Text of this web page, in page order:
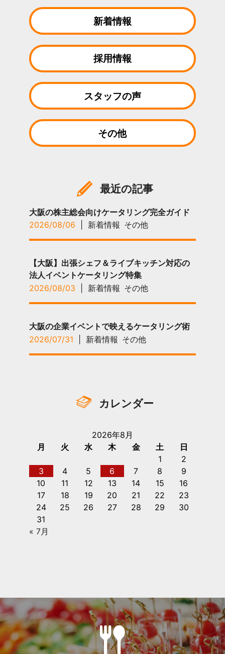
新着情報
採用情報
スタッフの声
その他
最近の記事
大阪の株主総会向けケータリング完全ガイド
2026/08/06
新着情報 その他
【大阪】出張シェフ＆ライブキッチン対応の
法人イベントケータリング特集
2026/08/03
新着情報 その他
大阪の企業イベントで映えるケータリング術
2026/07/31
新着情報 その他
カレンダー
2026年8月
月
火 水 木 金 土
日
1
2
3
4 5 6 7 8
9
10
11 12 13 14 15
16
17
18 19 20 21 22
23
24
25 26 27 28 29
30
31
« 7月